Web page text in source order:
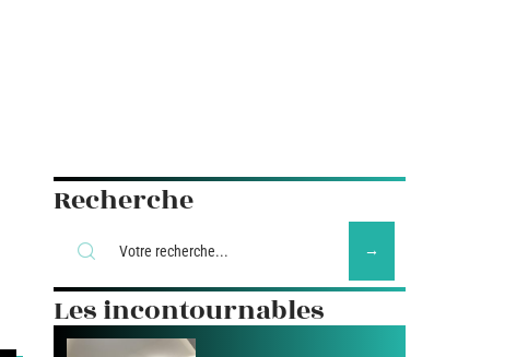
Recherche
Les incontournables